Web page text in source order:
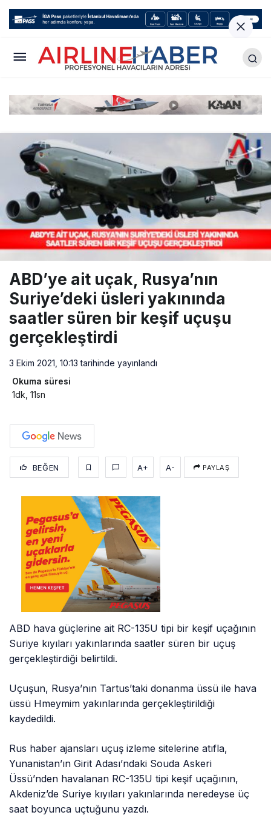
ABD’ye ait uçak, Rusya’nın
Suriye’deki üsleri yakınında
saatler süren bir keşif uçuşu
gerçekleştirdi
3 Ekim 2021, 10:13 tarihinde yayınlandı
Okuma süresi
1dk, 11sn
BEĞEN A+ A- PAYLAŞ
ABD hava güçlerine ait RC-135U tipi bir keşif uçağının
Suriye kıyıları yakınlarında saatler süren bir uçuş
gerçekleştirdiği belirtildi.
Uçuşun, Rusya’nın Tartus’taki donanma üssü ile hava
üssü Hmeymim yakınlarında gerçekleştirildiği
kaydedildi.
Rus haber ajansları uçuş izleme sitelerine atıfla,
Yunanistan’ın Girit Adası’ndaki Souda Askeri
Üssü’nden havalanan RC-135U tipi keşif uçağının,
Akdeniz’de Suriye kıyıları yakınlarında neredeyse üç
saat boyunca uçtuğunu yazdı.